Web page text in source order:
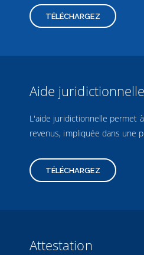
TÉLÉCHARGEZ
Aide juridictionnelle
L'aide juridictionnelle permet
revenus, impliquée dans une
TÉLÉCHARGEZ
Attestation